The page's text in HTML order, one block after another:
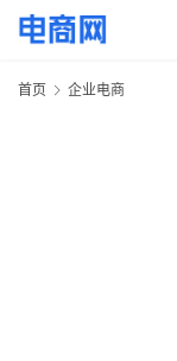
首页 企业电商